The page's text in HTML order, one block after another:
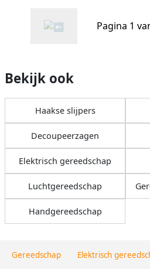
Gereedschap Elektrisch
Pagina 1
Bekijk ook
Haakse slijpers
Decoupeerzagen
Elektrisch gereedschap
Luchtgereedschap
Handgereedschap